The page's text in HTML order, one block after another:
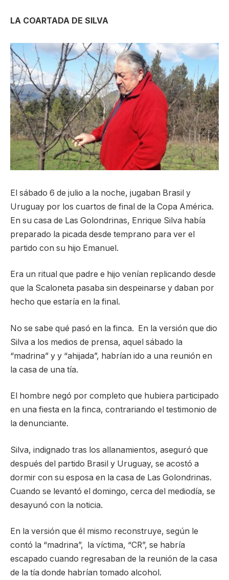
LA COARTADA DE SILVA
El sábado 6 de julio a la noche, jugaban Brasil y
Uruguay por los cuartos de final de la Copa América.
En su casa de Las Golondrinas, Enrique Silva había
preparado la picada desde temprano para ver el
partido con su hijo Emanuel.
Era un ritual que padre e hijo venían replicando desde
que la Scaloneta pasaba sin despeinarse y daban por
hecho que estaría en la final.
No se sabe qué pasó en la finca. En la versión que dio
Silva a los medios de prensa, aquel sábado la
“madrina” y y “ahijada”, habrían ido a una reunión en
la casa de una tía.
El hombre negó por completo que hubiera participado
en una fiesta en la finca, contrariando el testimonio de
la denunciante.
Silva, indignado tras los allanamientos, aseguró que
después del partido Brasil y Uruguay, se acostó a
dormir con su esposa en la casa de Las Golondrinas.
Cuando se levantó el domingo, cerca del mediodía, se
desayunó con la noticia.
En la versión que él mismo reconstruye, según le
contó la “madrina”, la víctima, “CR”, se habría
escapado cuando regresaban de la reunión de la casa
de la tía donde habrían tomado alcohol.